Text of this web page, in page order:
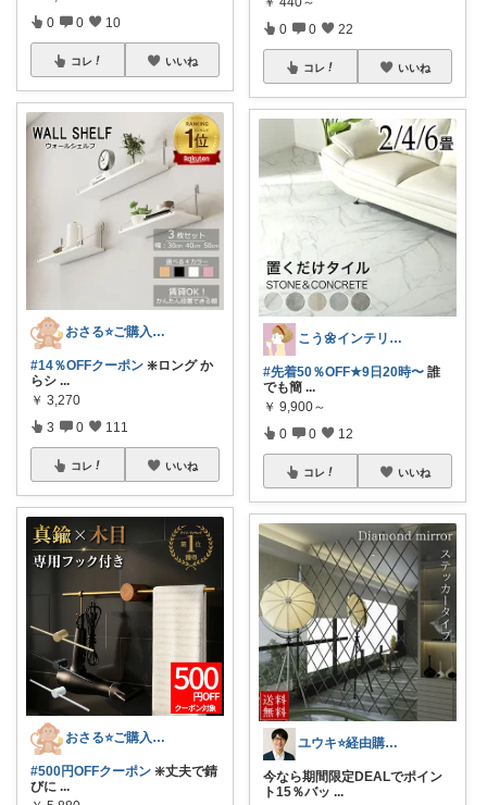
0 0 10
コレ いいね
おさる⭐ご購入感謝🐹
#14％OFFクーポン ❇️ロング か
らシ ...
￥ 3,270
3 0 111
コレ いいね
おさる⭐ご購入感謝🐹
#500円OFFクーポン ❇️丈夫で錆
びに ...
0 0 22
コレ いいね
こう🌼インテリアと家事＆育児グッズ
#先着50％OFF★9日20時〜 誰
でも簡 ...
￥ 9,900～
0 0 12
コレ いいね
ユウキ⭐️経由購入感謝です！
今なら期間限定DEALでポイン
ト15％バッ ...